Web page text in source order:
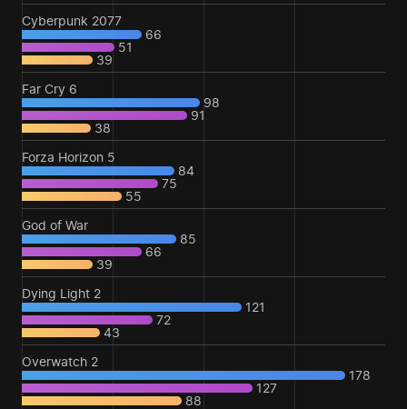
Cyberpunk 2077
66
51
39
Far Cry 6
98
91
38
Forza Horizon 5
84
75
55
God of War
85
66
39
Dying Light 2
121
72
43
Overwatch 2
178
127
88